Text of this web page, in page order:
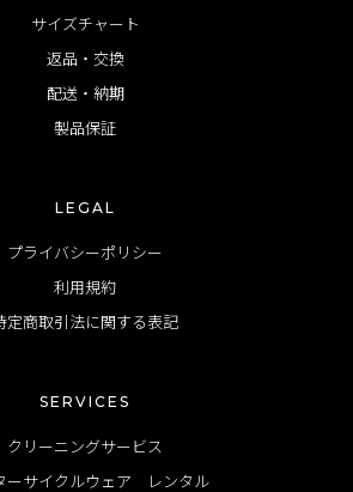
サイズチャート
返品・交換
配送・納期
製品保証
LEGAL
プライバシーポリシー
利用規約
定商取引法に関する表記
SERVICES
クリーニングサービス
ーサイクルウェア レンタル